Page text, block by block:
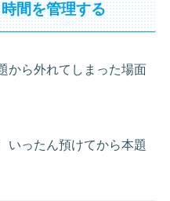
間を管理する
から外れてしまった場面
いったん預けてから本題